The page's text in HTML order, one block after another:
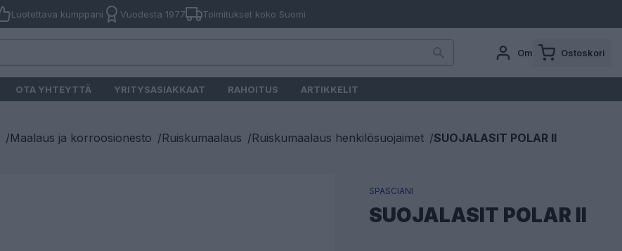
Luotettava kumppani Vuodesta 1977 Toimitukset koko Suomi
Oma tili Ostoskori
OTA YHTEYTTÄ YRITYSASIAKKAAT RAHOITUS ARTIKKELIT
/Maalaus ja korroosionesto /Ruiskumaalaus /Ruiskumaalaus henkilösuojaimet /SUOJALASIT POLAR II
SPASCIANI
SUOJALASIT POLAR II